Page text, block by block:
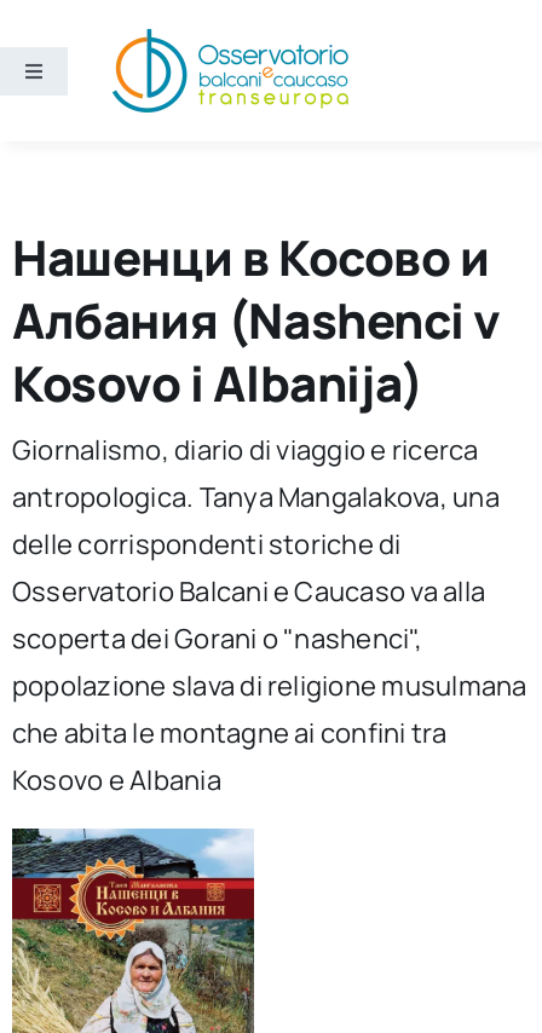
contenuto
Toggle
Sezioni
Chi siamo
per:
Newsletter
Ita
Нашенци в Косово и
Албания (Nashenci v
Kosovo i Albanija)
Giornalismo, diario di viaggio e ricerca
antropologica. Tanya Mangalakova, una
delle corrispondenti storiche di
Osservatorio Balcani e Caucaso va alla
scoperta dei Gorani o "nashenci",
popolazione slava di religione musulmana
che abita le montagne ai confini tra
Kosovo e Albania